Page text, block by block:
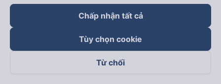
Xem tất cả tuyến đường
Chấp nhận tất cả
Tùy chọn cookie
Từ chối